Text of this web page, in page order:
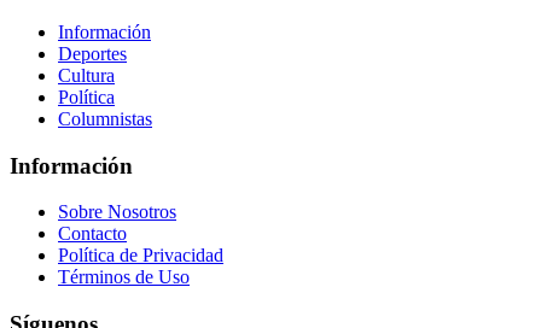
Información
Deportes
Cultura
Política
Columnistas
Información
Sobre Nosotros
Contacto
Política de Privacidad
Términos de Uso